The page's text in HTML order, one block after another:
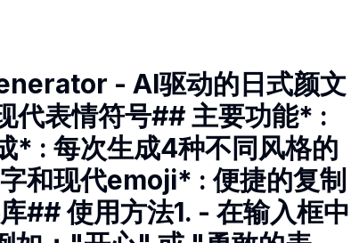
- AI驱动的日式颜文
代表情符号## 主要功能* :
* : 每次生成4种不同风格的
和现代emoji* : 便捷的复制
## 使用方法1. - 在输入框中